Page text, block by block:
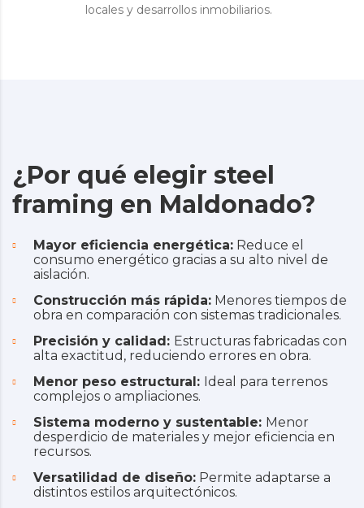
locales y desarrollos inmobiliarios.
¿Por qué elegir steel
framing en Maldonado?
Mayor eficiencia energética: Reduce el
consumo energético gracias a su alto nivel de
aislación.
Construcción más rápida: Menores tiempos de
obra en comparación con sistemas tradicionales.
Precisión y calidad: Estructuras fabricadas con
alta exactitud, reduciendo errores en obra.
Menor peso estructural: Ideal para terrenos
complejos o ampliaciones.
Sistema moderno y sustentable: Menor
desperdicio de materiales y mejor eficiencia en
recursos.
Versatilidad de diseño: Permite adaptarse a
distintos estilos arquitectónicos.